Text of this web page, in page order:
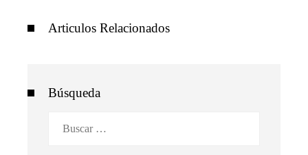
Articulos Relacionados
Búsqueda